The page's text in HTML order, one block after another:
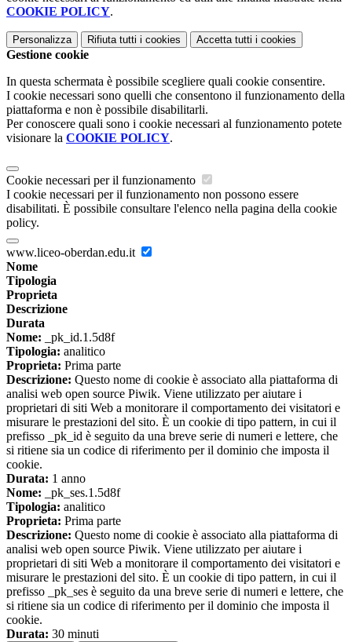
COOKIE POLICY.
Personalizza Rifiuta tutti i cookies Accetta tutti i cookies
Gestione cookie
In questa schermata è possibile scegliere quali cookie consentire.
I cookie necessari sono quelli che consentono il funzionamento della
piattaforma e non è possibile disabilitarli.
Per conoscere quali sono i cookie necessari al funzionamento potete
visionare la COOKIE POLICY.
Cookie necessari per il funzionamento
I cookie necessari per il funzionamento non possono essere
disabilitati. È possibile consultare l'elenco nella pagina della cookie
policy.
www.liceo-oberdan.edu.it
Nome
Tipologia
Proprieta
Descrizione
Durata
Nome: _pk_id.1.5d8f
Tipologia: analitico
Proprieta: Prima parte
Descrizione: Questo nome di cookie è associato alla piattaforma di
analisi web open source Piwik. Viene utilizzato per aiutare i
proprietari di siti Web a monitorare il comportamento dei visitatori e
misurare le prestazioni del sito. È un cookie di tipo pattern, in cui il
prefisso _pk_id è seguito da una breve serie di numeri e lettere, che
si ritiene sia un codice di riferimento per il dominio che imposta il
cookie.
Durata: 1 anno
Nome: _pk_ses.1.5d8f
Tipologia: analitico
Proprieta: Prima parte
Descrizione: Questo nome di cookie è associato alla piattaforma di
analisi web open source Piwik. Viene utilizzato per aiutare i
proprietari di siti Web a monitorare il comportamento dei visitatori e
misurare le prestazioni del sito. È un cookie di tipo pattern, in cui il
prefisso _pk_ses è seguito da una breve serie di numeri e lettere, che
si ritiene sia un codice di riferimento per il dominio che imposta il
cookie.
Durata: 30 minuti